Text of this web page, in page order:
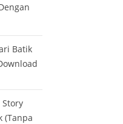
Batik
Story
(Tanpa